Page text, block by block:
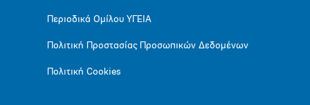
Περιοδικά Ομίλου ΥΓΕΙΑ
Πολιτική Προστασίας Προσωπικών Δεδομένων
Πολιτική Cookies